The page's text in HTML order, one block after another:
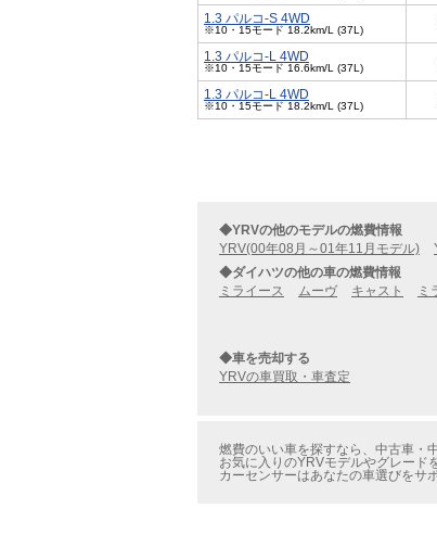
1.3 パルコ-S 4WD
※10・15モード 18.2km/L (37L)
1.3 パルコ-L 4WD
※10・15モード 16.6km/L (37L)
1.3 パルコ-L 4WD
※10・15モード 18.2km/L (37L)
◆YRVの他のモデルの燃費情報
YRV(00年08月～01年11月モデル)
◆ダイハツの他の車の燃費情報
ミライース
ムーヴ キャスト ミ
◆車を売却する
YRVの車買取・車査定
燃費のいい車を探すなら、中古車・
お気に入りのYRVモデルやグレード
カーセンサーはあなたの車選びをサ